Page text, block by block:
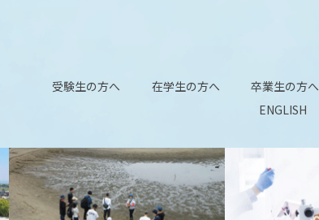
受験生の方へ 在学生の方へ 卒業生の方へ
ENGLISH